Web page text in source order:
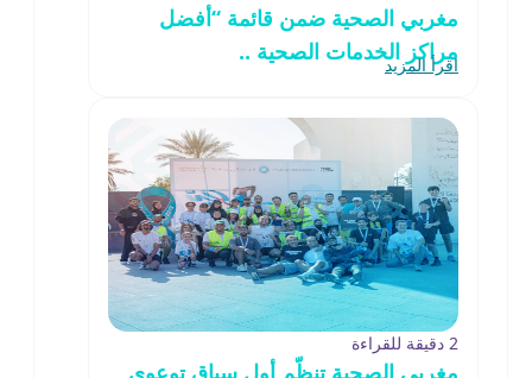
مغربي الصحية ضمن قائمة “أفضل
مراكز الخدمات الصحية ..
اقرأ المزيد
2 دقيقة للقراءة
مغربي الصحية تنظّم أول سباق توعوي